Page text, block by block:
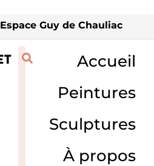
Espace Guy de Chauliac
Accueil
Peintures
Sculptures
À propos